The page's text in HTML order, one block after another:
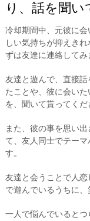
り、話を聞い
冷却期間中、元彼に
しい気持ちが抑えき
ずは友達に連絡してみ
友達と遊んで、直接
たことや、彼に会い
を、聞いて貰ってくだ
また、彼の事を思い
て、友人同士でテー
す。
友達と会うことで人
で遊んでいるうちに、
一人で悩んでいると